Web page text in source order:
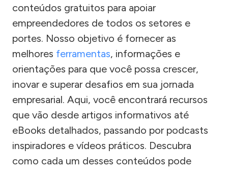
conteúdos gratuitos para apoiar
empreendedores de todos os setores e
portes. Nosso objetivo é fornecer as
melhores ferramentas, informações e
orientações para que você possa crescer,
inovar e superar desafios em sua jornada
empresarial. Aqui, você encontrará recursos
que vão desde artigos informativos até
eBooks detalhados, passando por podcasts
inspiradores e vídeos práticos. Descubra
como cada um desses conteúdos pode